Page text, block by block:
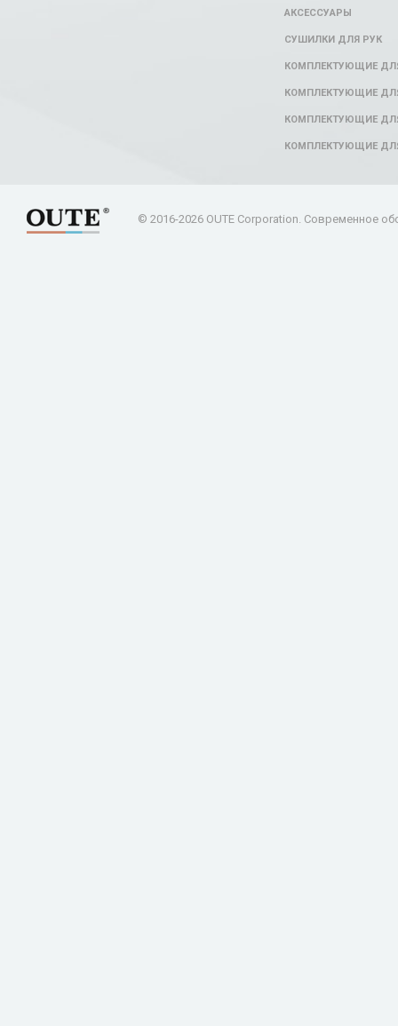
АКСЕССУАРЫ
СУШИЛКИ ДЛЯ РУК
КОМПЛЕКТУЮЩИЕ
КОМПЛЕКТУЮЩИЕ
КОМПЛЕКТУЮЩИЕ
КОМПЛЕКТУЮЩИЕ
© 2016-2026 OUTE Corporation. Современное